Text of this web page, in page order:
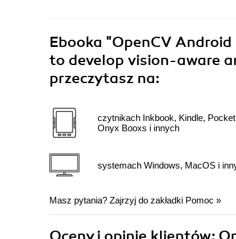
Ebooka "OpenCV Android
to develop vision-aware
przeczytasz na:
czytnikach Inkbook, Kindle,
Onyx Booxs i innych
systemach Windows, MacOS i
Masz pytania? Zajrzyj do zakładki Pomoc »